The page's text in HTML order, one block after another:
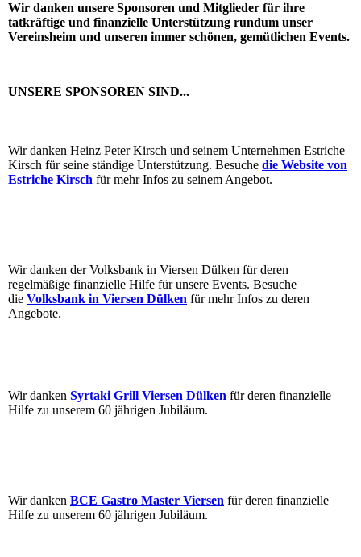
Wir danken unsere Sponsoren und Mitglieder für ihre
tatkräftige und finanzielle Unterstützung rundum unser
Vereinsheim und unseren immer schönen, gemütlichen Events.
UNSERE SPONSOREN SIND...
Wir danken Heinz Peter Kirsch und seinem Unternehmen Estriche
Kirsch für seine ständige Unterstützung. Besuche die Website von
Estriche Kirsch für mehr Infos zu seinem Angebot.
Wir danken der Volksbank in Viersen Dülken für deren
regelmäßige finanzielle Hilfe für unsere Events. Besuche
die Volksbank in Viersen Dülken für mehr Infos zu deren
Angebote.
Wir danken Syrtaki Grill Viersen Dülken für deren finanzielle
Hilfe zu unserem 60 jährigen Jubiläum.
Wir danken BCE Gastro Master Viersen für deren finanzielle
Hilfe zu unserem 60 jährigen Jubiläum.